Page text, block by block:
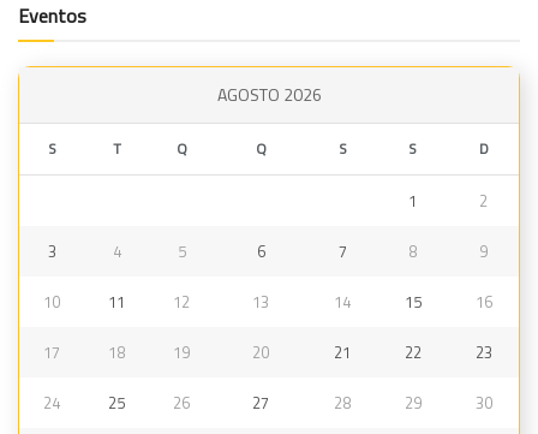
Eventos
AGOSTO 2026
S T Q Q S S D
1 2
3 4 5 6 7 8 9
10 11 12 13 14 15 16
17 18 19 20 21 22 23
24 25 26 27 28 29 30